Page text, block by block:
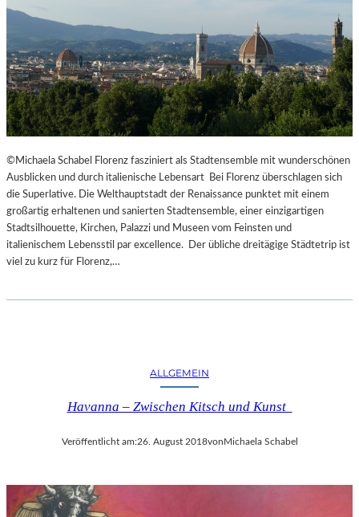
©Michaela Schabel Florenz fasziniert als Stadtensemble mit wunderschönen
Ausblicken und durch italienische Lebensart Bei Florenz überschlagen sich
die Superlative. Die Welthauptstadt der Renaissance punktet mit einem
großartig erhaltenen und sanierten Stadtensemble, einer einzigartigen
Stadtsilhouette, Kirchen, Palazzi und Museen vom Feinsten und
italienischem Lebensstil par excellence. Der übliche dreitägige Städtetrip ist
viel zu kurz für Florenz,…
ALLGEMEIN
Havanna – Zwischen Kitsch und Kunst
Veröffentlicht am:26. August 2018vonMichaela Schabel